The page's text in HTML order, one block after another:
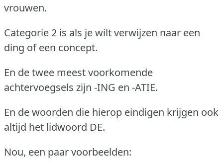
vrouwen.
Categorie 2 is als je wilt verwijzen naar een
ding of een concept.
En de twee meest voorkomende
achtervoegsels zijn -ING en -ATIE.
En de woorden die hierop eindigen krijgen ook
altijd het lidwoord DE.
Nou, een paar voorbeelden: